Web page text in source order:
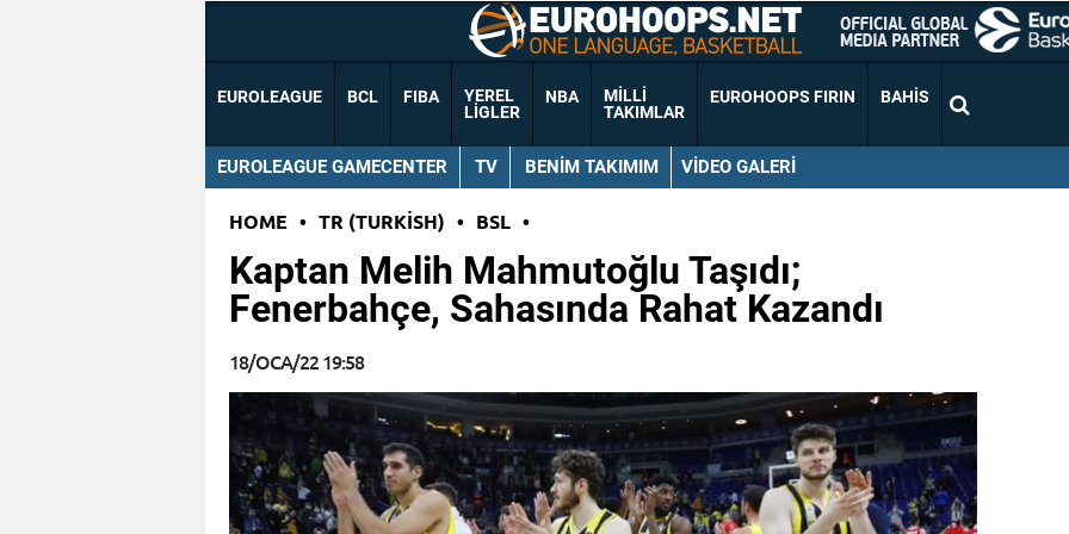
EUROLEAGUE BCL FIBA
YEREL
LIGLER
NBA
MILLI
TAKIMLAR
EUROHOOPS FIRIN BAHIS
EUROLEAGUE GAMECENTER TV BENIM TAKIMIM VIDEO GALERI
HOME • TR (TURKISH) • BSL •
Kaptan Melih Mahmutoğlu Taşıdı;
Fenerbahçe, Sahasında Rahat Kazandı
18/OCA/22 19:58